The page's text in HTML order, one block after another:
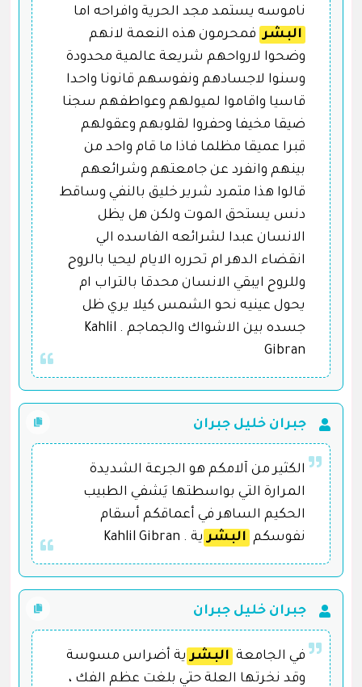
ناموسه يستمد مجد الحرية وافراحه اما
البشر فمحرمون هذه النعمة لانهم
وضحوا لارواحهم شريعة عالمية محدودة
وسنوا لاجسادهم ونفوسهم قانونا واحدا
قاسيا واقاموا لميولهم وعواطفهم سجنا
ضيقا مخيفا وحفروا لقلوبهم وعقولهم
قبرا عميقا مظلما فاذا ما قام واحد من
بينهم وانفرد عن جامعتهم وشرائعهم
قالوا هذا متمرد شرير خليق بالنفي وساقط
دنس يستحق الموت ولكن هل يظل
الانسان عبدا لشرائعه الفاسده الي
انقضاء الدهر ام تحرره الايام ليحيا بالروح
وللروح ايبقي الانسان محدقا بالتراب ام
يحول عينيه نحو الشمس كيلا يري ظل
جسده بين الاشواك والجماجم . Kahlil
Gibran
جبران خليل جبران
الكثير من آلامكم هو الجرعة الشديدة
المرارة التي بواسطتها يَشفي الطبيب
الحكيم الساهر في أعماقكم أسقام
نفوسكم البشر ية . Kahlil Gibran
جبران خليل جبران
في الجامعة البشر ية أضراس مسوسة
وقد نخرتها العلة حتي بلغت عظم الفك ،